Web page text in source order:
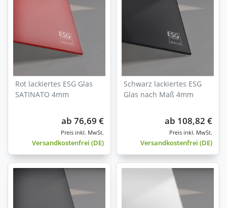
Datenschutz
Rot lackiertes ESG Glas
SATINATO 4mm
ab 76,69 €
Versandkostenfrei (DE)
Schwarz lackiertes ESG
Glas nach Maß 4mm
ab 108,82 €
Versandkostenfrei (DE)